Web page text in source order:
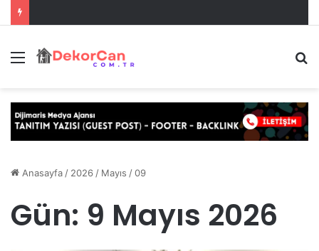
Menü
...
Anasayfa / 2026 / Mayıs /09
Gün: 9 Mayıs 2026